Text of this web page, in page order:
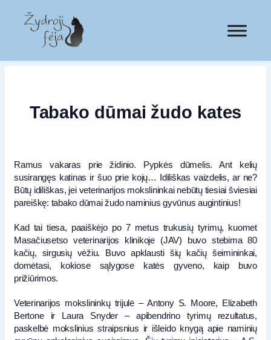
Tabako dūmai žudo kates
Ramus vakaras prie židinio. Pypkės dūmelis. Ant kelių
susirangęs katinas ir šuo prie kojų… Idiliškas vaizdelis, ar ne?
Būtų idiliškas, jei veterinarijos mokslininkai nebūtų tiesiai šviesiai
pareiškę: tabako dūmai žudo naminius gyvūnus augintinius!
Kad tai tiesa, paaiškėjo po 7 metus trukusių tyrimų, kuomet
Masačiusetso veterinarijos klinikoje (JAV) buvo stebima 80
kačių, sirgusių vėžiu. Buvo apklausti šių kačių šeimininkai,
domėtasi, kokiose sąlygose katės gyveno, kaip buvo
prižiūrimos.
Veterinarijos mokslininkų trijulė – Antony S. Moore, Elizabeth
Bertone ir Laura Snyder – apibendrino tyrimų rezultatus,
paskelbė mokslinius straipsnius ir išleido knygą apie naminių